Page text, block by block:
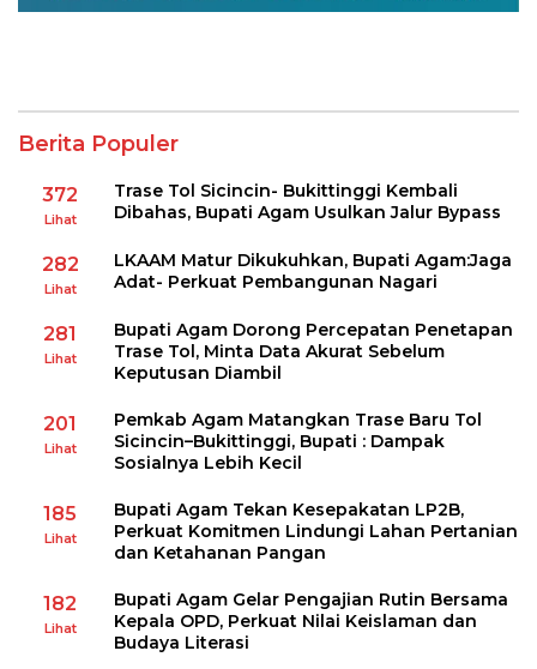
Berita Populer
372
Lihat
Trase Tol Sicincin- Bukittinggi Kembali
Dibahas, Bupati Agam Usulkan Jalur Bypass
282
Lihat
LKAAM Matur Dikukuhkan, Bupati Agam:Jaga
Adat- Perkuat Pembangunan Nagari
281
Lihat
Bupati Agam Dorong Percepatan Penetapan
Trase Tol, Minta Data Akurat Sebelum
Keputusan Diambil
201
Lihat
Pemkab Agam Matangkan Trase Baru Tol
Sicincin–Bukittinggi, Bupati : Dampak
Sosialnya Lebih Kecil
185
Lihat
Bupati Agam Tekan Kesepakatan LP2B,
Perkuat Komitmen Lindungi Lahan Pertanian
dan Ketahanan Pangan
182
Lihat
Bupati Agam Gelar Pengajian Rutin Bersama
Kepala OPD, Perkuat Nilai Keislaman dan
Budaya Literasi